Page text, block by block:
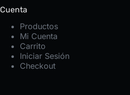
Cuenta
Productos
Mi Cuenta
Carrito
Iniciar Sesión
Checkout